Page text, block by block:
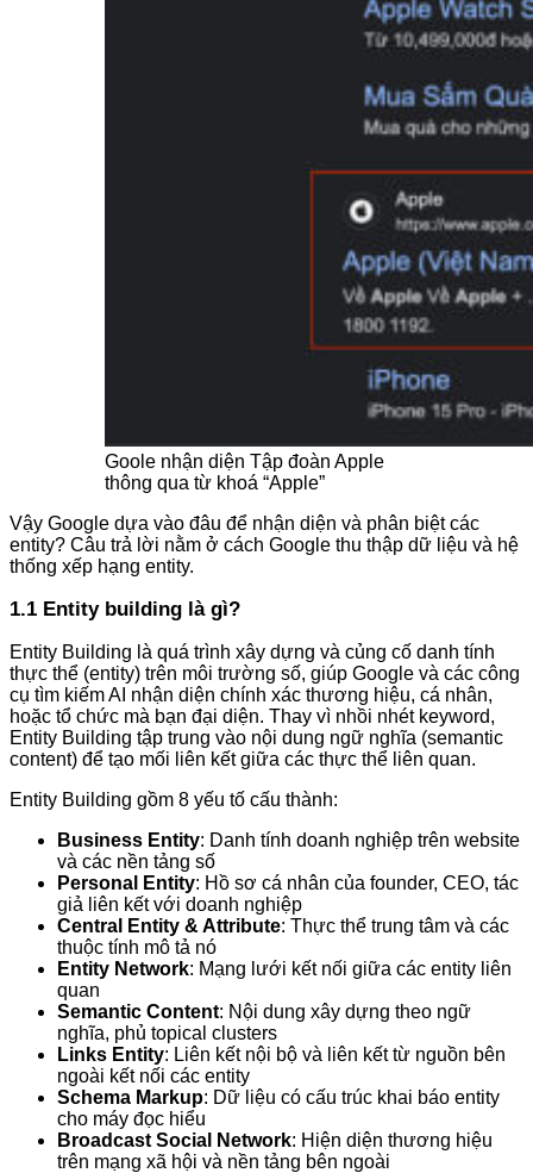
Goole nhận diện Tập đoàn Apple
thông qua từ khoá “Apple”
Vậy Google dựa vào đâu để nhận diện và phân biệt các
entity? Câu trả lời nằm ở cách Google thu thập dữ liệu và hệ
thống xếp hạng entity.
1.1 Entity building là gì?
Entity Building là quá trình xây dựng và củng cố danh tính
thực thể (entity) trên môi trường số, giúp Google và các công
cụ tìm kiếm AI nhận diện chính xác thương hiệu, cá nhân,
hoặc tổ chức mà bạn đại diện. Thay vì nhồi nhét keyword,
Entity Building tập trung vào nội dung ngữ nghĩa (semantic
content) để tạo mối liên kết giữa các thực thể liên quan.
Entity Building gồm 8 yếu tố cấu thành:
Business Entity: Danh tính doanh nghiệp trên website
và các nền tảng số
Personal Entity: Hồ sơ cá nhân của founder, CEO, tác
giả liên kết với doanh nghiệp
Central Entity & Attribute: Thực thể trung tâm và các
thuộc tính mô tả nó
Entity Network: Mạng lưới kết nối giữa các entity liên
quan
Semantic Content: Nội dung xây dựng theo ngữ
nghĩa, phủ topical clusters
Links Entity: Liên kết nội bộ và liên kết từ nguồn bên
ngoài kết nối các entity
Schema Markup: Dữ liệu có cấu trúc khai báo entity
cho máy đọc hiểu
Broadcast Social Network: Hiện diện thương hiệu
trên mạng xã hội và nền tảng bên ngoài